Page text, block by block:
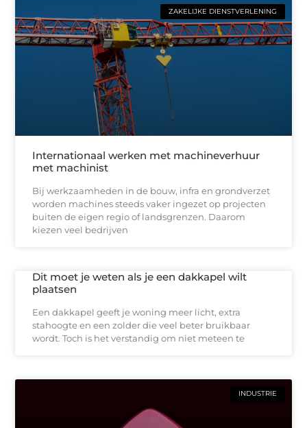
ZAKELIJKE DIENSTVERLENING
Internationaal werken met machineverhuur
met machinist
Bij werkzaamheden in de bouw, infra en grondverzet
worden machines steeds vaker ingezet op projecten
buiten de eigen regio of landsgrenzen. Daarom
kiezen veel bedrijven
Dit moet je weten als je een dakkapel wilt
plaatsen
Een dakkapel geeft je woning meer licht, extra
stahoogte en een zolder die veel beter bruikbaar
wordt. Toch is het verstandig om niet meteen te
INDUSTRIE